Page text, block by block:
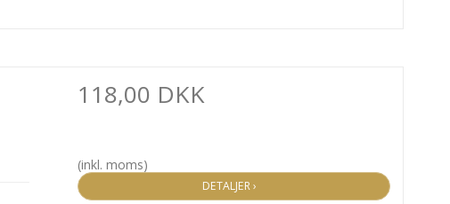
118,00 DKK
(inkl. moms)
DETALJER ›